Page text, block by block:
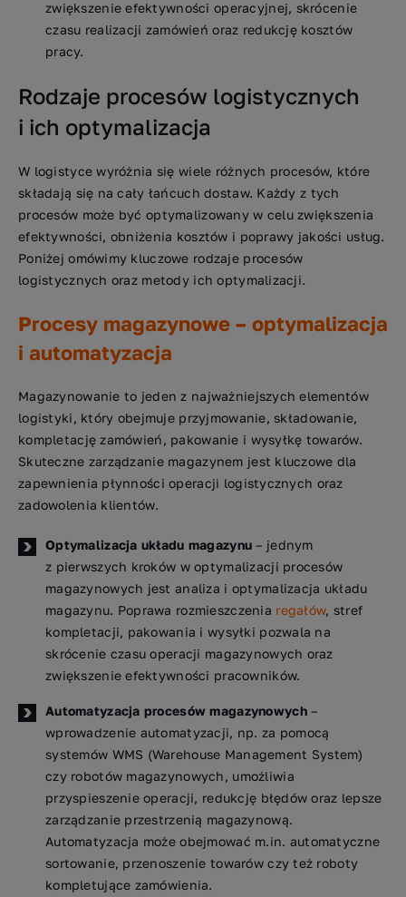
zwiększenie efektywności operacyjnej, skrócenie
czasu realizacji zamówień oraz redukcję kosztów
pracy.
Rodzaje procesów logistycznych
i ich optymalizacja
W logistyce wyróżnia się wiele różnych procesów, które
składają się na cały łańcuch dostaw. Każdy z tych
procesów może być optymalizowany w celu zwiększenia
efektywności, obniżenia kosztów i poprawy jakości usług.
Poniżej omówimy kluczowe rodzaje procesów
logistycznych oraz metody ich optymalizacji.
Procesy magazynowe – optymalizacja
i automatyzacja
Magazynowanie to jeden z najważniejszych elementów
logistyki, który obejmuje przyjmowanie, składowanie,
kompletację zamówień, pakowanie i wysyłkę towarów.
Skuteczne zarządzanie magazynem jest kluczowe dla
zapewnienia płynności operacji logistycznych oraz
zadowolenia klientów.
Optymalizacja układu magazynu– jednym
z pierwszych kroków w optymalizacji procesów
magazynowych jest analiza i optymalizacja układu
magazynu. Poprawa rozmieszczenia regałów, stref
kompletacji, pakowania i wysyłki pozwala na
skrócenie czasu operacji magazynowych oraz
zwiększenie efektywności pracowników.
Automatyzacja procesów magazynowych–
wprowadzenie automatyzacji, np. za pomocą
systemów WMS (Warehouse Management System)
czy robotów magazynowych, umożliwia
przyspieszenie operacji, redukcję błędów oraz lepsze
zarządzanie przestrzenią magazynową.
Automatyzacja może obejmować m.in. automatyczne
sortowanie, przenoszenie towarów czy też roboty
kompletujące zamówienia.